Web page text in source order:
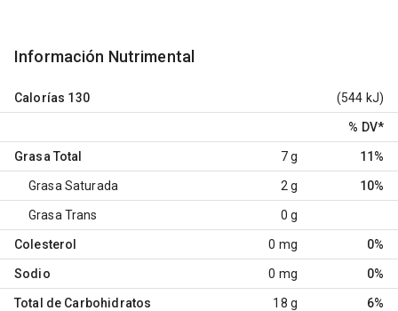
Información Nutrimental
Calorías 130 (544 kJ)
% DV*
Grasa Total 7 g 11%
Grasa Saturada 2 g 10%
Grasa Trans 0 g
Colesterol 0 mg 0%
Sodio 0 mg 0%
Total de Carbohidratos 18 g 6%